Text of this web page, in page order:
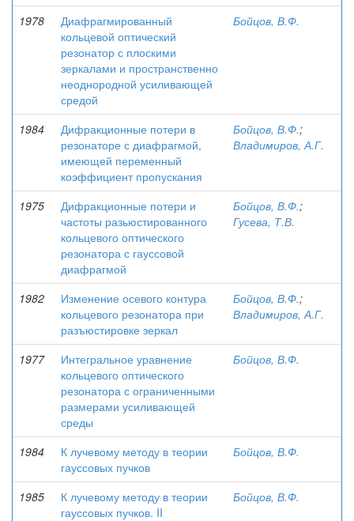
1978
Диафрагмированный
кольцевой оптический
резонатор с плоскими
зеркалами и пространственно
неоднородной усиливающей
средой
Бойцов, В.Ф.
1984
Дифракционные потери в
резонаторе с диафрагмой,
имеющей переменный
коэффициент пропускания
Бойцов, В.Ф.;
Владимиров, А.Г.
1975
Дифракционные потери и
частоты разьюстированного
кольцевого оптического
резонатора с гауссовой
диафрагмой
Бойцов, В.Ф.;
Гусева, Т.В.
1982
Изменение осевого контура
кольцевого резонатора при
разъюстировке зеркал
Бойцов, В.Ф.;
Владимиров, А.Г.
1977
Интегральное уравнение
кольцевого оптического
резонатора с ограниченными
размерами усиливающей
среды
Бойцов, В.Ф.
1984
К лучевому методу в теории
гауссовых пучков
Бойцов, В.Ф.
1985
К лучевому методу в теории
гауссовых пучков. II
Бойцов, В.Ф.